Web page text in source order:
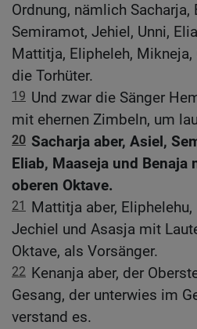
Ordnung, nämlich Sacharja,
Semiramot, Jehiel, Unni,
Mattitja, Elipheleh, Mikneja,
die Torhüter.
19 Und zwar die Sänger
mit ehernen Zimbeln, um
20 Sacharja aber, Asiel,
Eliab, Maaseja und Benaja
oberen Oktave.
21
Mattitja aber,
Jechiel und Asasja mit
Oktave, als Vorsänger.
22 Kenanja aber, der
Gesang, der unterwies im
verstand es.